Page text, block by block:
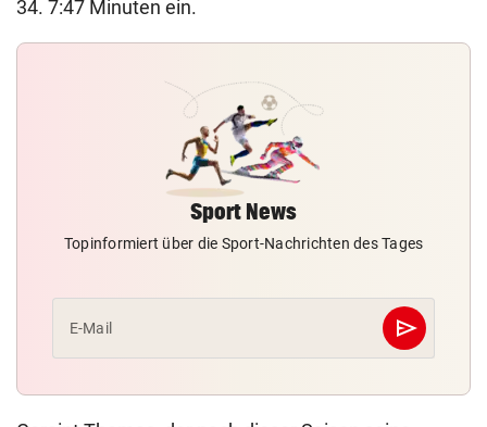
34. 7:47 Minuten ein.
Sport News
Topinformiert über die Sport-Nachrichten des Tages
E-Mail send
Abschicken